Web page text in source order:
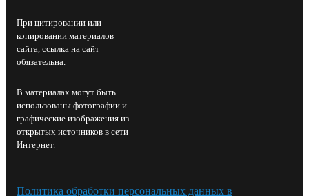
При цитировании или
копировании материалов
сайта, ссылка на сайт
обязательна.
В материалах могут быть
использованы фотографии и
графические изображения из
открытых источников в сети
Интернет.
Политика обработки персональных данных в